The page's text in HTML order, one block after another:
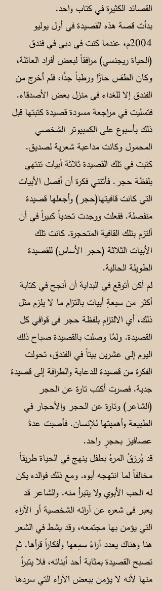
القصائد الكثيرة في كتاب واحد.
بدأت قصة هذه القصيدة في أول يوليو
2004م، عندما كنت في دبي في فندق
(الحياة ريجنسي) مرافقاً لبعض أفراد العائلة،
وكان الطقس حارًّا ورطباً جدًّا، فلم أخرج من
الفندق إلا للغداء في منزل بعض الأصدقاء.
فتسليت في مراجعة مسودة قصيدة كتبتها قبل
ذلك بأسبوع على الكمبيوتر الشخصي
المحمول وكانت مداعبة شعرية لصديق.
كتبت في تلك القصيدة ثلاثة أبيات تنتهي
بلفظة حجر. فأتتني فكرة أن أفصل الأبيات
التي كانت قافيتها(حجر) وأجعلها قصيدة
منفصلة. ففعلت ووجدت تحدياً كبيراً في أن
ألتزم بتلك القافية المتحجرة. كانت تلك
الأبيات الثلاثة (حجر الأساس) للقصيدة
الطويلة الحالية.
لم أكن أتوقع في البداية أن أنجح في كتابة
أكثر من سبعةِ أبيات بالتزام ما لا يلزم مثل
ذلك، أي الالتزام بلفظة حجر في قوافي كل
القصيدة. ولمَّا وصلت بالقصيدة صباح ذلك
اليوم إلى عشرين بيتاً في الفندق، تحولت
الفكرة من قصيدة للدعابة والطرافة إلى قصيدة
جدية. فصرت أكتب تارة عن الحجر
(الشاعر) وتارة عن الحجر والأحجار في
الطبيعة وأهميتها للإنسان. فأصبت عدةَ
عصافيرَ بحجرٍ واحد.
قد يُرزقُ المرءُ بطفل ينهج في الحياة طريقاً
مخالفاً لما انتهجه أبوه. ومع ذلك فوالده يكن
له الحب الأبوي ولا يتبرأ منه. والشاعر قد
يعبر في شعره عن آرائه الشخصية أو الآراء
التي يؤمن بها مجتمعه، وقد يشط في الشعر
هنا وهناك يعدد آراءً سمِعها وأفكاراً قرأها. ثم
تصبح القصيدة بمثابة أحد أبنائه، فلا يتبرأ
منها لأنه لا يؤمن ببعض الآراء التي سردها